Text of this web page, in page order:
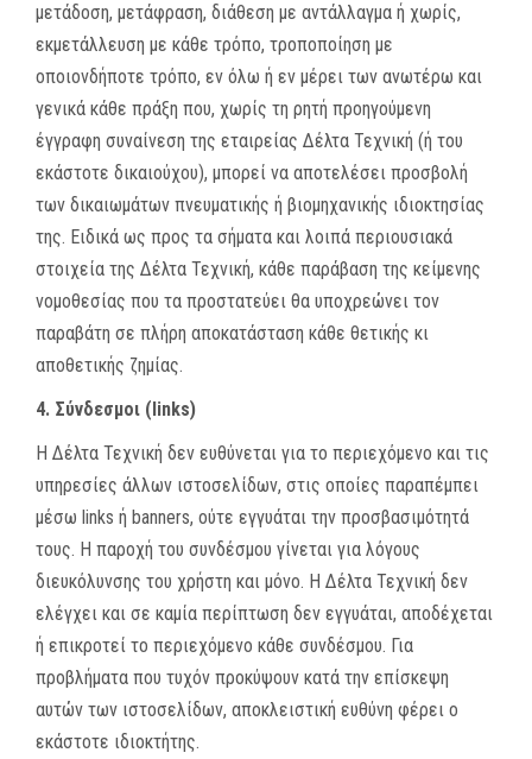
μετάδοση, μετάφραση, διάθεση με αντάλλαγμα ή χωρίς,
εκμετάλλευση με κάθε τρόπο, τροποποίηση με
οποιονδήποτε τρόπο, εν όλω ή εν μέρει των ανωτέρω και
γενικά κάθε πράξη που, χωρίς τη ρητή προηγούμενη
έγγραφη συναίνεση της εταιρείας Δέλτα Τεχνική (ή του
εκάστοτε δικαιούχου), μπορεί να αποτελέσει προσβολή
των δικαιωμάτων πνευματικής ή βιομηχανικής ιδιοκτησίας
της. Ειδικά ως προς τα σήματα και λοιπά περιουσιακά
στοιχεία της Δέλτα Τεχνική, κάθε παράβαση της κείμενης
νομοθεσίας που τα προστατεύει θα υποχρεώνει τον
παραβάτη σε πλήρη αποκατάσταση κάθε θετικής κι
αποθετικής ζημίας.
4. Σύνδεσμοι (links)
Η Δέλτα Τεχνική δεν ευθύνεται για το περιεχόμενο και τις
υπηρεσίες άλλων ιστοσελίδων, στις οποίες παραπέμπει
μέσω links ή banners, ούτε εγγυάται την προσβασιμότητά
τους. Η παροχή του συνδέσμου γίνεται για λόγους
διευκόλυνσης του χρήστη και μόνο. Η Δέλτα Τεχνική δεν
ελέγχει και σε καμία περίπτωση δεν εγγυάται, αποδέχεται
ή επικροτεί το περιεχόμενο κάθε συνδέσμου. Για
προβλήματα που τυχόν προκύψουν κατά την επίσκεψη
αυτών των ιστοσελίδων, αποκλειστική ευθύνη φέρει ο
εκάστοτε ιδιοκτήτης.